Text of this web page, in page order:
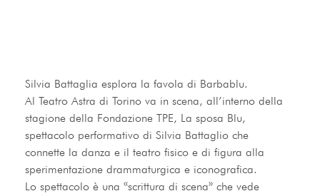
Silvia Battaglia esplora la favola di Barbablu.
Al Teatro Astra di Torino va in scena, all’interno della
stagione della Fondazione TPE, La sposa Blu,
spettacolo performativo di Silvia Battaglio che
connette la danza e il teatro fisico e di figura alla
sperimentazione drammaturgica e iconografica.
Lo spettacolo è una «scrittura di scena» che vede